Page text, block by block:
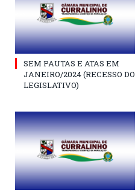
SEM PAUTAS E ATAS EM
JANEIRO/2024 (RECESSO DO
LEGISLATIVO)